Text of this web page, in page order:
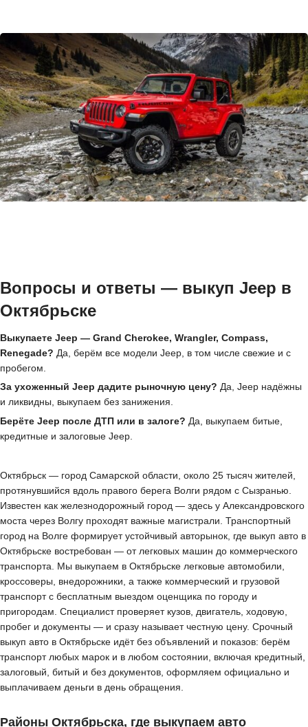
Вопросы и ответы — выкуп Jeep в
Октябрьске
Выкупаете Jeep — Grand Cherokee, Wrangler, Compass,
Renegade? Да, берём все модели Jeep, в том числе свежие и с
пробегом.
За ухоженный Jeep дадите рыночную цену? Да, Jeep надёжны
и ликвидны, выкупаем без занижения.
Берёте Jeep после ДТП или в залоге? Да, выкупаем битые,
кредитные и залоговые Jeep.
Октябрьск — город Самарской области, около 25 тысяч жителей,
протянувшийся вдоль правого берега Волги рядом с Сызранью.
Известен как железнодорожный город — здесь у Александровского
моста через Волгу проходят важные магистрали. Транспортный
город на Волге формирует устойчивый авторынок, где выкуп авто в
Октябрьске востребован — от легковых машин до коммерческого
транспорта. Мы выкупаем в Октябрьске легковые автомобили,
кроссоверы, внедорожники, а также коммерческий и грузовой
транспорт с бесплатным выездом оценщика по городу и
пригородам. Специалист проверяет кузов, двигатель, ходовую,
пробег и документы — и сразу называет честную цену. Срочный
выкуп авто в Октябрьске идёт без объявлений и показов: берём
транспорт любых марок и в любом состоянии, включая кредитный,
залоговый, битый и без документов, оформляем официально и
выплачиваем деньги в день обращения.
Районы Октябрьска, где выкупаем авто